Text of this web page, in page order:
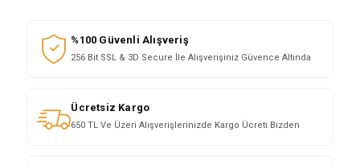
%100 Güvenli Alışveriş
256 Bit SSL & 3D Secure İle Alışverişiniz Güvence Altında
Ücretsiz Kargo
650 TL Ve Üzeri Alışverişlerinizde Kargo Ücreti Bizden